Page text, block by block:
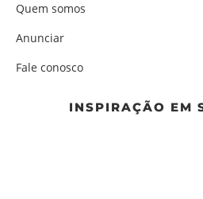
Quem somos
Anunciar
Fale conosco
INSPIRAÇÃO EM